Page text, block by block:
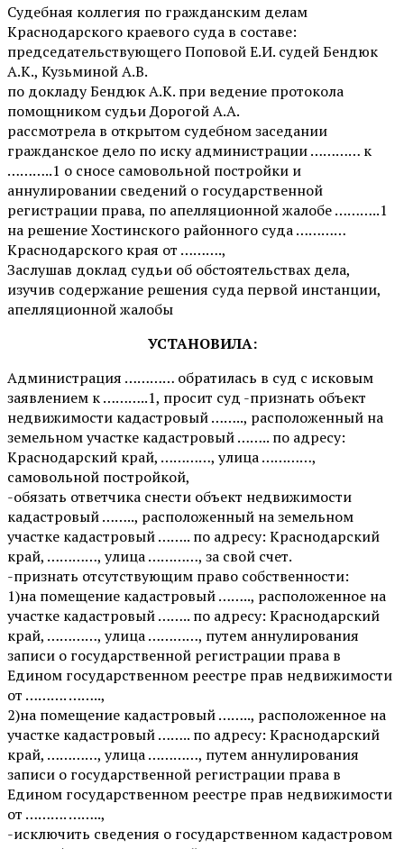
Судебная коллегия по гражданским делам
Краснодарского краевого суда в составе:
председательствующего Поповой Е.И. судей Бендюк
А.К., Кузьминой А.В.
по докладу Бендюк А.К. при ведение протокола
помощником судьи Дорогой А.А.
рассмотрела в открытом судебном заседании
гражданское дело по иску администрации ………… к
………..1 о сносе самовольной постройки и
аннулировании сведений о государственной
регистрации права, по апелляционной жалобе ………..1
на решение Хостинского районного суда …………
Краснодарского края от ……….,
Заслушав доклад судьи об обстоятельствах дела,
изучив содержание решения суда первой инстанции,
апелляционной жалобы
УСТАНОВИЛА:
Администрация ………… обратилась в суд с исковым
заявлением к ………..1, просит суд -признать объект
недвижимости кадастровый …….., расположенный на
земельном участке кадастровый …….. по адресу:
Краснодарский край, …………, улица …………,
самовольной постройкой,
-обязать ответчика снести объект недвижимости
кадастровый …….., расположенный на земельном
участке кадастровый …….. по адресу: Краснодарский
край, …………, улица …………, за свой счет.
-признать отсутствующим право собственности:
1)на помещение кадастровый …….., расположенное на
участке кадастровый …….. по адресу: Краснодарский
край, …………, улица …………, путем аннулирования
записи о государственной регистрации права в
Едином государственном реестре прав недвижимости
от ………. ……..,
2)на помещение кадастровый …….., расположенное на
участке кадастровый …….. по адресу: Краснодарский
край, …………, улица …………, путем аннулирования
записи о государственной регистрации права в
Едином государственном реестре прав недвижимости
от ………. ……..,
-исключить сведения о государственном кадастровом